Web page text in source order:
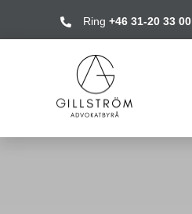
till
Ring +46 31-20 33 00